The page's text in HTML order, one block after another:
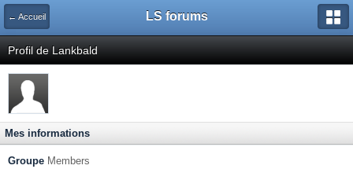
← Accueil LS forums
Profil de Lankbald
Mes informations
Groupe Members